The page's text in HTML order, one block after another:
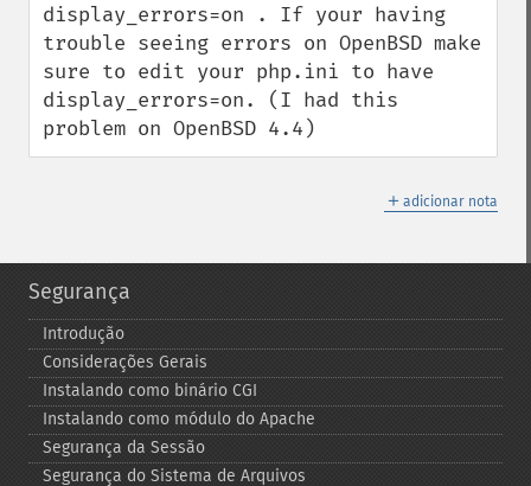
display_errors=on . If your having
trouble seeing errors on OpenBSD make
sure to edit your php.ini to have
display_errors=on. (I had this
problem on OpenBSD 4.4)
＋ adicionar nota
Segurança
Introdução
Considerações Gerais
Instalando como binário CGI
Instalando como módulo do Apache
Segurança da Sessão
Segurança do Sistema de Arquivos